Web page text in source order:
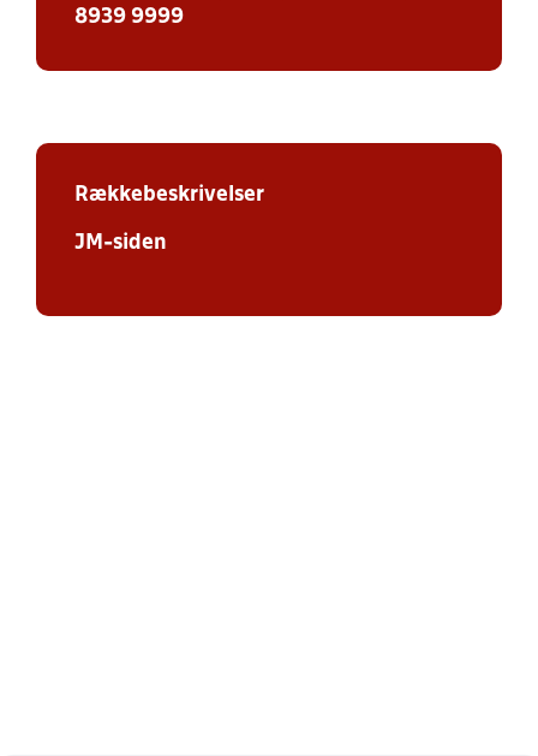
8939 9999
Rækkebeskrivelser
JM-siden